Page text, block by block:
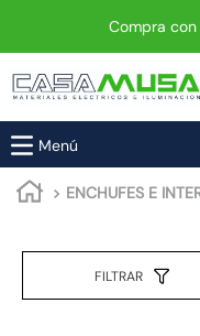
Compra
ENCHUFES E
FILTRAR